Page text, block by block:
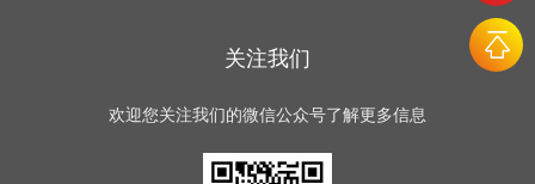
关注我们
欢迎您关注我们的微信公众号了解更多信息